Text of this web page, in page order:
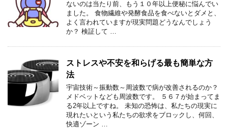
ないのは当たり前、もう１０年以上便秘に悩んでい
ました。 食物繊維や発酵食品を食べないとダメと、
よく言われていますが現実問題どうなんでしょう
か？ 検証して …
ストレスや不安を和らげる最も簡単な方
法
宇宙技術～振動数～周波数で病が改善されるのか？
メドベットなども周波数です。 ５６７が始まってま
る2年以上ですね。 未知の恐怖は、私たちの現実に
現れたいという私たちの欲求をブロックし、何回、
快適ゾーン …